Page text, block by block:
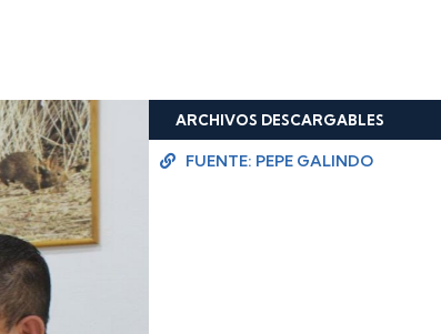
ARCHIVOS DESCARGABLES
FUENTE: PEPE GALINDO